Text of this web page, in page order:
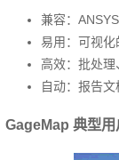
兼容：
易用：可视
高效：批处理
自动：报告
GageMap 典型用